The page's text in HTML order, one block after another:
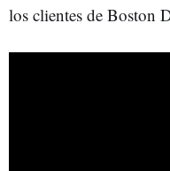
los clientes de Boston